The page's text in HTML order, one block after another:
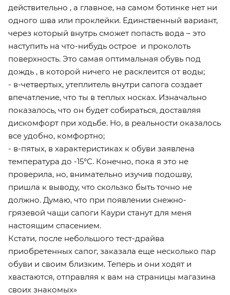
действительно , а главное, на самом ботинке нет ни
одного шва или проклейки. Единственный вариант,
через который внутрь сможет попасть вода – это
наступить на что-нибудь острое и проколоть
поверхность. Это самая оптимальная обувь под
дождь , в которой ничего не расклеится от воды;
- в-четвертых, утеплитель внутри сапога создает
впечатление, что ты в теплых носках. Изначально
показалось, что он будет собираться, доставляя
дискомфорт при ходьбе. Но, в реальности оказалось
все удобно, комфортно;
- в-пятых, в характеристиках к обуви заявлена
температура до -15°С. Конечно, пока я это не
проверила, но, внимательно изучив подошву,
пришла к выводу, что скользко быть точно не
должно. Думаю, что при появлении снежно-
грязевой чащи сапоги Каури станут для меня
настоящим спасением.
Кстати, после небольшого тест-драйва
приобретенных сапог, заказала еще несколько пар
обуви и своим близким. Теперь и они ходят и
хвастаются, отправляя к вам на страницы магазина
своих знакомых»